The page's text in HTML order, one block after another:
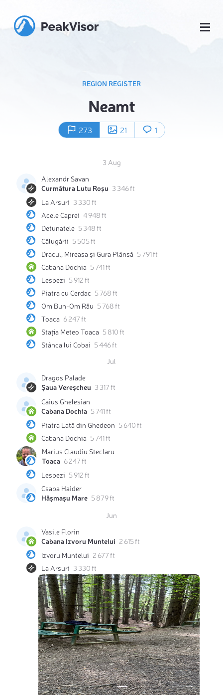
REGION REGISTER
Neamt
273 21 1
3 Aug
Alexandr Savan
Curmătura Lutu Roșu 3 346 ft
La Arsuri 3 330 ft
Acele Caprei 4 948 ft
Detunatele 5 348 ft
Călugării 5 505 ft
Dracul, Mireasa și Gura Plânsă 5 791 ft
Cabana Dochia 5 741 ft
Lespezi 5 912 ft
Piatra cu Cerdac 5 768 ft
Om Bun-Om Rău 5 768 ft
Toaca 6 247 ft
Stația Meteo Toaca 5 810 ft
Stânca lui Cobai 5 446 ft
Jul
Dragos Palade
Șaua Vereșcheu 3 317 ft
Caius Ghelesian
Cabana Dochia 5 741 ft
Piatra Lată din Ghedeon 5 640 ft
Cabana Dochia 5 741 ft
Marius Claudiu Steclaru
Toaca 6 247 ft
Lespezi 5 912 ft
Csaba Haider
Hășmașu Mare 5 879 ft
Jun
Vasile Florin
Cabana Izvoru Muntelui 2 615 ft
Izvoru Muntelui 2 677 ft
La Arsuri 3 330 ft